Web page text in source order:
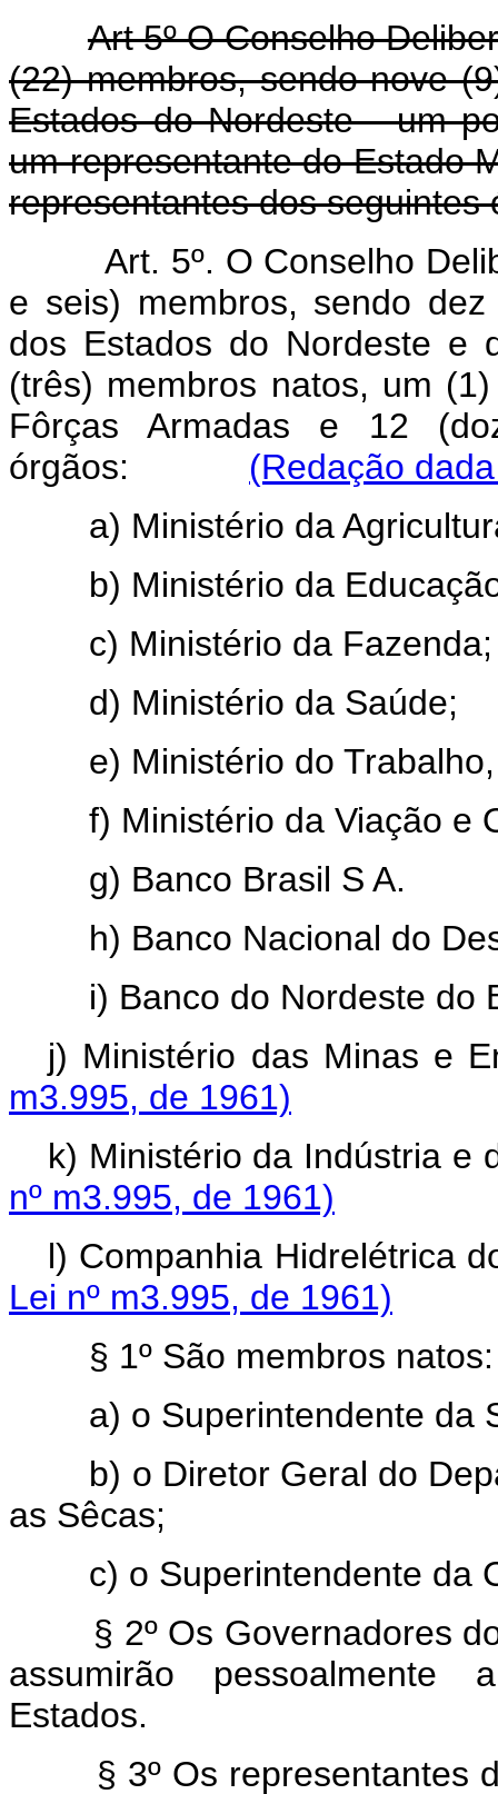
Art 5º O Conselho
(22) membros, sendo nove
Estados do Nordeste - um
um representante do Estado
representantes dos seguintes
Art. 5º. O Conselho
e seis) membros, sendo
dos Estados do Nordeste e
(três) membros natos, um
Fôrças Armadas e 12
órgãos: (Redação
a) Ministério da
b) Ministério da
c) Ministério da Fazenda;
d) Ministério da Saúde;
e) Ministério do Trabalho,
f) Ministério da Viação e
g) Banco Brasil S A.
h) Banco Nacional do
i) Banco do Nordeste do
j) Ministério das
m3.995, de 1961)
k) Ministério da
nº m3.995, de 1961)
l) Companhia
Lei nº m3.995, de 1961)
§ 1º São membros natos:
a) o Superintendente da
b) o Diretor Geral do
as Sêcas;
c) o Superintendente da
§ 2º Os Governadores
assumirão pessoalmente
Estados.
§ 3º Os representantes